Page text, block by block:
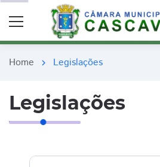
Home chevron_right Legislações
Legislações